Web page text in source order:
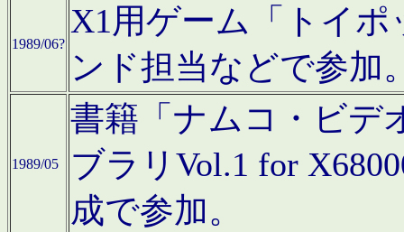
1989/06?
X1用ゲーム「トイ
ンド担当などで参加
1989/05
書籍「ナムコ・ビデ
ブラリVol.1 for
成で参加。